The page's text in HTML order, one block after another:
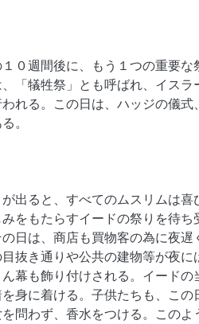
０週間後に、もう１つの重要
「犠牲祭」とも呼ばれ、イスラ
れる。この日は、ハッジの儀
。
出ると、すべてのムスリムは
をもたらすイードの祭りを待
日は、商店も買物客の為に夜
抜き通りや公共の建物等が夜
幕も飾り付けされる。イード
身に着ける。子供たちも、こ
問わず、香水をつける。この